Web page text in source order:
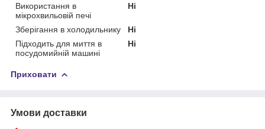
Використання в
мікрохвильовій печі
Ні
Зберігання в холодильнику
Ні
Підходить для миття в
посудомийній машині
Ні
Приховати
Умови доставки